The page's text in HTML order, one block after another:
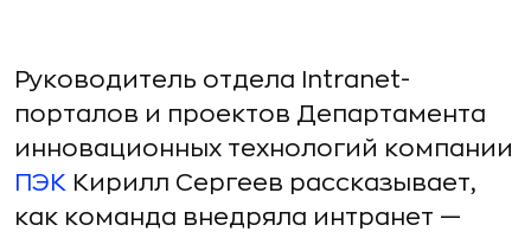
Руководитель отдела Intranet-
порталов и проектов Департамента
инновационных технологий компании
ПЭК Кирилл Сергеев рассказывает,
как команда внедряла интранет —